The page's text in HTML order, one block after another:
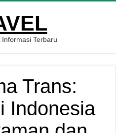
Informasi Terbaru
Trans:
Indonesia